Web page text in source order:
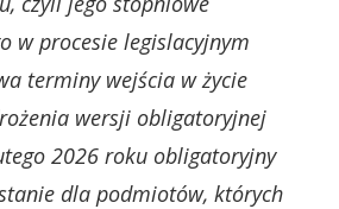
w procesie legislacyjnym
terminy wejścia w życie
wersji obligatoryjnej
2026 roku obligatoryjny
dla podmiotów, których